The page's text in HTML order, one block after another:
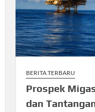
BERITA TERBARU
Prospek
dan